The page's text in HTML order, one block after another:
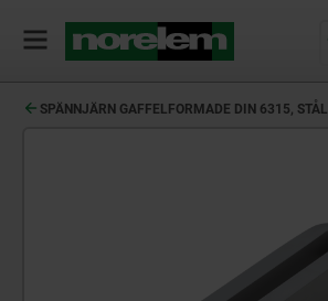
SPÄNNJÄRN GAFFELFORMADE DIN 6315, STÅL